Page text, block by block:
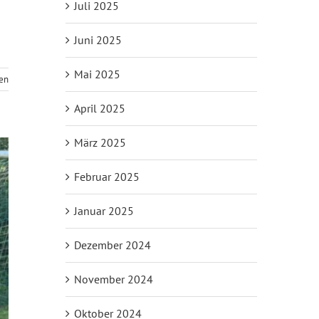
Juli 2025
Juni 2025
Mai 2025
April 2025
März 2025
Februar 2025
Januar 2025
Dezember 2024
November 2024
Oktober 2024